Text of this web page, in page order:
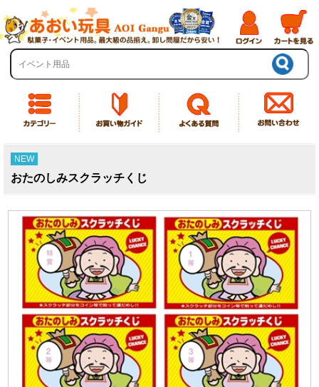
NEW
おたのしみスクラッチくじ